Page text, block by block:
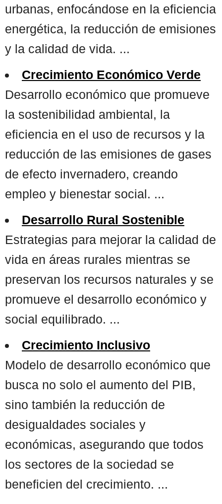
urbanas, enfocándose en la eficiencia
energética, la reducción de emisiones
y la calidad de vida. ...
Crecimiento Económico Verde
Desarrollo económico que promueve
la sostenibilidad ambiental, la
eficiencia en el uso de recursos y la
reducción de las emisiones de gases
de efecto invernadero, creando
empleo y bienestar social. ...
Desarrollo Rural Sostenible
Estrategias para mejorar la calidad de
vida en áreas rurales mientras se
preservan los recursos naturales y se
promueve el desarrollo económico y
social equilibrado. ...
Crecimiento Inclusivo
Modelo de desarrollo económico que
busca no solo el aumento del PIB,
sino también la reducción de
desigualdades sociales y
económicas, asegurando que todos
los sectores de la sociedad se
beneficien del crecimiento. ...